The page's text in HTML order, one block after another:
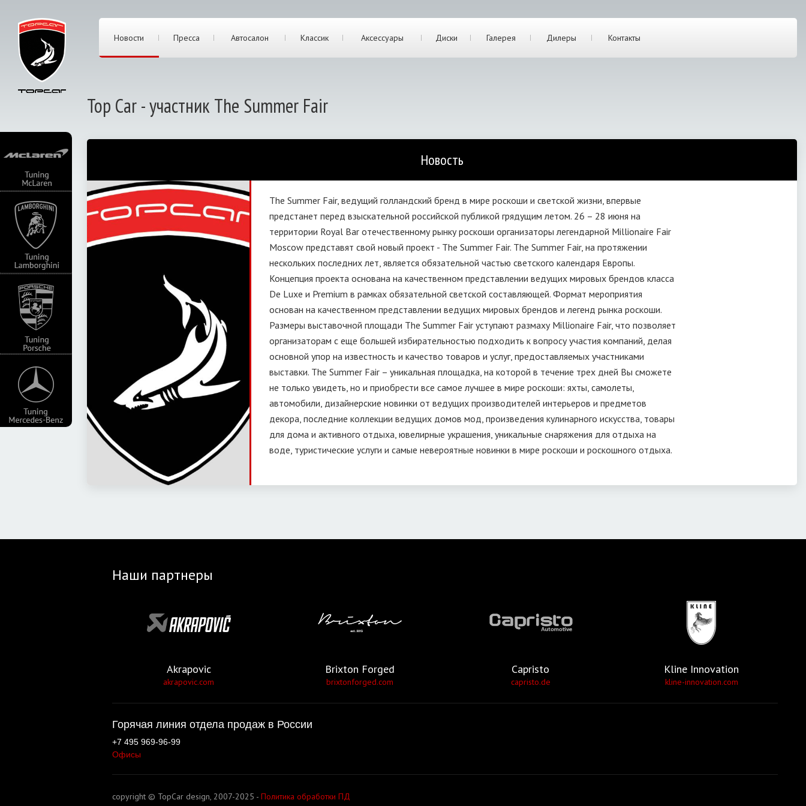
Новости Пресса Автосалон Классик Аксессуары Диски Галерея Дилеры Контакты
Top Car - участник The Summer Fair
Новость
The Summer Fair, ведущий голландский бренд в мире роскоши и светской жизни, впервые
предстанет перед взыскательной российской публикой грядущим летом. 26 – 28 июня на
территории Royal Bar отечественному рынку роскоши организаторы легендарной Millionaire Fair
Moscow представят свой новый проект - The Summer Fair. The Summer Fair, на протяжении
нескольких последних лет, является обязательной частью светского календаря Европы.
Концепция проекта основана на качественном представлении ведущих мировых брендов класса
De Luxe и Premium в рамках обязательной светской составляющей. Формат мероприятия
основан на качественном представлении ведущих мировых брендов и легенд рынка роскоши.
Размеры выставочной площади The Summer Fair уступают размаху Millionaire Fair, что позволяет
организаторам с еще большей избирательностью подходить к вопросу участия компаний, делая
основной упор на известность и качество товаров и услуг, предоставляемых участниками
выставки. The Summer Fair – уникальная площадка, на которой в течение трех дней Вы сможете
не только увидеть, но и приобрести все самое лучшее в мире роскоши: яхты, самолеты,
автомобили, дизайнерские новинки от ведущих производителей интерьеров и предметов
декора, последние коллекции ведущих домов мод, произведения кулинарного искусства, товары
для дома и активного отдыха, ювелирные украшения, уникальные снаряжения для отдыха на
воде, туристические услуги и самые невероятные новинки в мире роскоши и роскошного отдыха.
Наши партнеры
Akrapovic
akrapovic.com
Brixton Forged
brixtonforged.com
Capristo
capristo.de
Kline Innovation
kline-innovation.com
Горячая линия отдела продаж в России
+7 495 969-96-99
Офисы
copyright © TopCar design, 2007-2025 - Политика обработки ПД